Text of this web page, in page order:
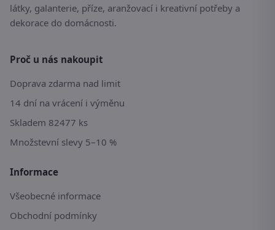
látky, galanterie, příze, aranžovací i kreativní potřeby a
dekorace do domácnosti.
Proč u nás nakoupit
Doprava zdarma nad limit
14 dní na vrácení i výměnu
Skladem 82477 ks
Množstevní slevy 5–10 %
Informace
Všeobecné informace
Obchodní podmínky